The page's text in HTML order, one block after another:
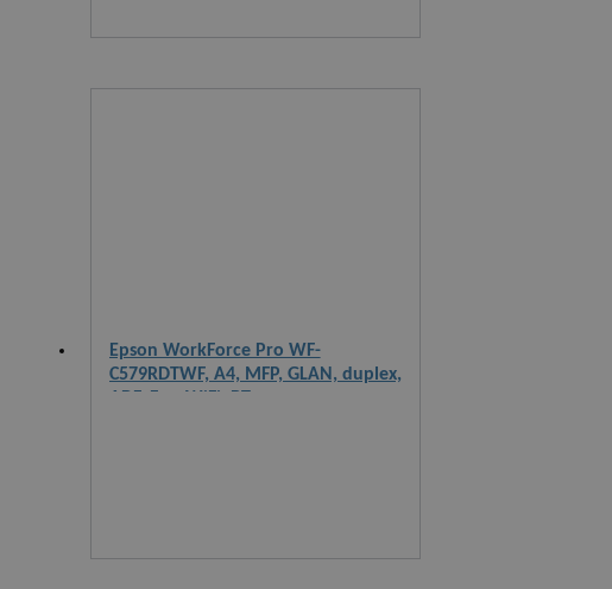
Epson WorkForce Pro WF-
C579RDTWF, A4, MFP, GLAN, duplex,